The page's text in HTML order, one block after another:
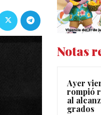
Notas
Ayer
rompió
al
grados